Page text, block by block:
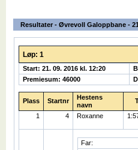
Resultater - Øvrevoll Galoppbane -
Løp: 1
Start: 21. 09. 2016 kl. 12:20
Premiesum: 46000
Plass Startnr
Hestens
navn
1 4 Roxanne
Far: